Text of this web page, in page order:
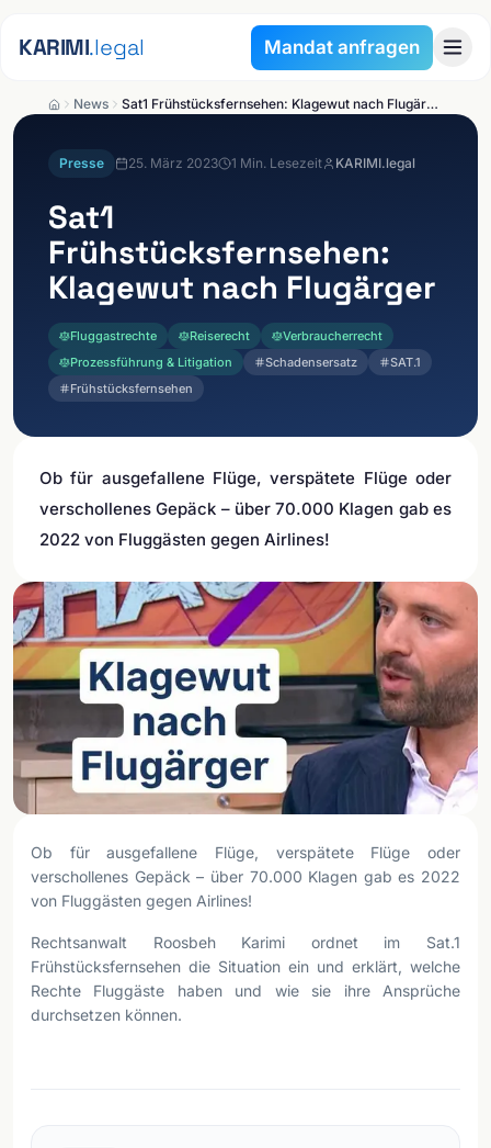
KARIMI.legal Mandat anfragen
News Sat1 Frühstücksfernsehen: Klagewut nach Flugärger
Presse 25. März 2023 1 Min. Lesezeit KARIMI.legal
Sat1
Frühstücksfernsehen:
Klagewut nach Flugärger
Fluggastrechte Reiserecht
Verbraucherrecht
Prozessführung & Litigation
Schadensersatz
SAT.1
Frühstücksfernsehen
Ob für ausgefallene Flüge, verspätete Flüge oder
verschollenes Gepäck – über 70.000 Klagen gab es
2022 von Fluggästen gegen Airlines!
Ob für ausgefallene Flüge, verspätete Flüge oder
verschollenes Gepäck – über 70.000 Klagen gab es 2022
von Fluggästen gegen Airlines!
Rechtsanwalt Roosbeh Karimi ordnet im Sat.1
Frühstücksfernsehen die Situation ein und erklärt, welche
Rechte Fluggäste haben und wie sie ihre Ansprüche
durchsetzen können.